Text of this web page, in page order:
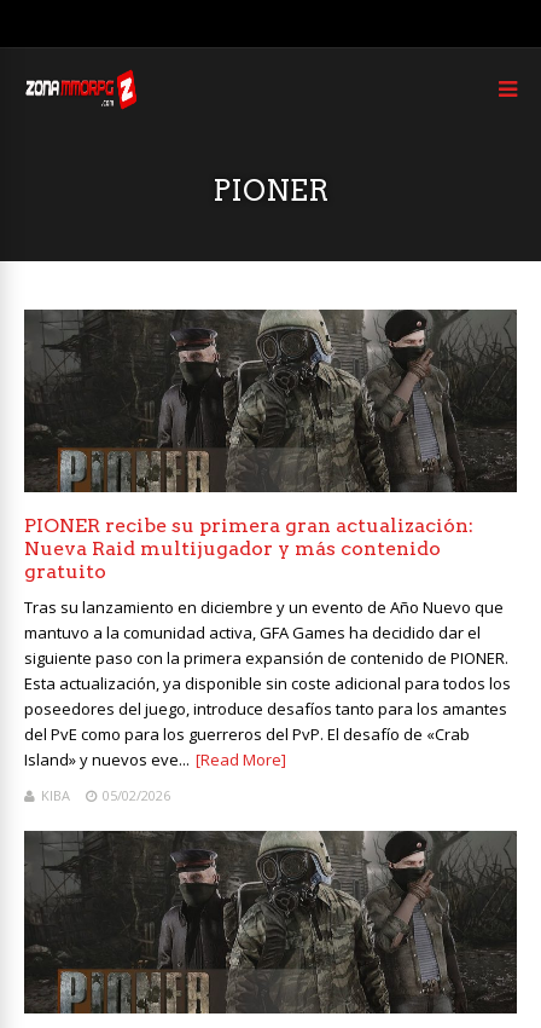
PIONER
PIONER recibe su primera gran actualización:
Nueva Raid multijugador y más contenido
gratuito
Tras su lanzamiento en diciembre y un evento de Año Nuevo que
mantuvo a la comunidad activa, GFA Games ha decidido dar el
siguiente paso con la primera expansión de contenido de PIONER.
Esta actualización, ya disponible sin coste adicional para todos los
poseedores del juego, introduce desafíos tanto para los amantes
del PvE como para los guerreros del PvP. El desafío de «Crab
Island» y nuevos eve... [Read More]
KIBA 05/02/2026